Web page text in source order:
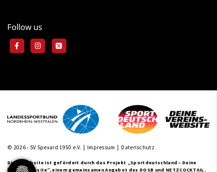
Follow us
© 2026 - SV Spexard 1950 e.V. | Impressum | Datenschutz
Diese Website ist gefördert durch das Projekt „Sportdeutschland – Deine
Vereinswebsite”, einem gemeinsamen Angebot des DOSB und NETZCOCKTAIL.